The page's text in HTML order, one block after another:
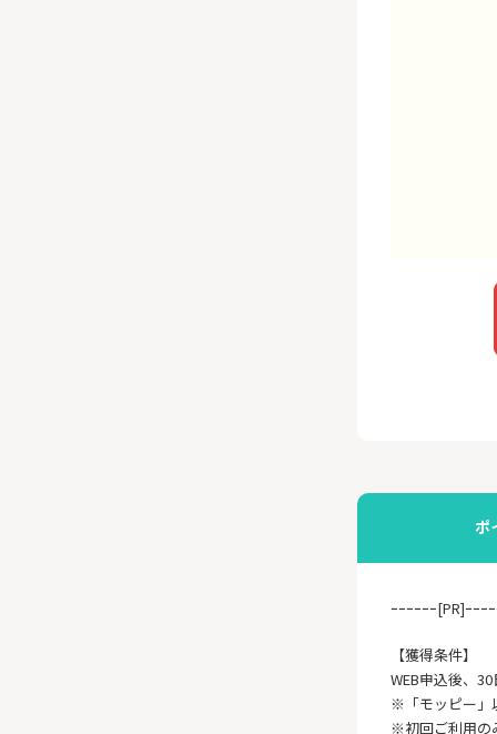
ポ
ｰｰｰｰｰｰ[PR]ｰｰｰ
【獲得条件】
WEB申込後、
※「モッピー」
※初回ご利用の